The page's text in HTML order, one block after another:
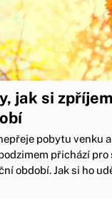
jak si
pobytu venku
přichází
období. Jak si ho